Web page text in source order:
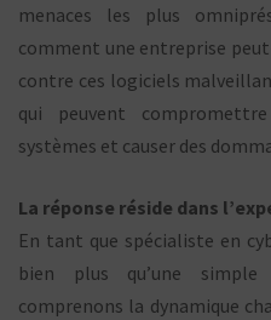
menaces les plus
comment une entreprise
contre ces logiciels
qui peuvent
systèmes et causer des
La réponse réside dans
En tant que spécialiste en
bien plus qu’une
comprenons la dynamique